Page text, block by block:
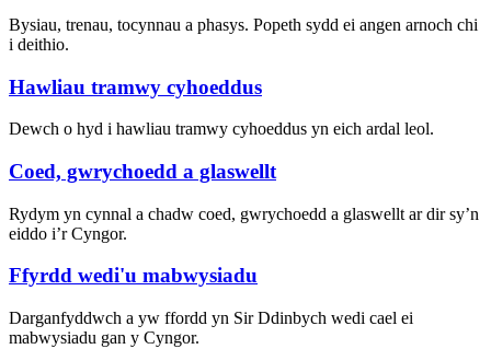
Bysiau, trenau, tocynnau a phasys. Popeth sydd ei angen arnoch chi
i deithio.
Hawliau tramwy cyhoeddus
Dewch o hyd i hawliau tramwy cyhoeddus yn eich ardal leol.
Coed, gwrychoedd a glaswellt
Rydym yn cynnal a chadw coed, gwrychoedd a glaswellt ar dir sy’n
eiddo i’r Cyngor.
Ffyrdd wedi'u mabwysiadu
Darganfyddwch a yw ffordd yn Sir Ddinbych wedi cael ei
mabwysiadu gan y Cyngor.